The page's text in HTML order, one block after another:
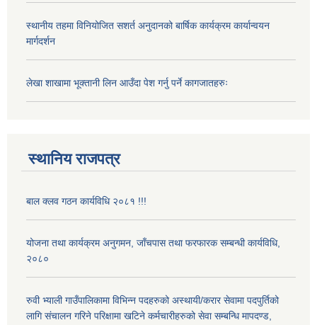
स्थानीय तहमा विनियोजित सशर्त अनुदानको बार्षिक कार्यक्रम कार्यान्वयन
मार्गदर्शन
लेखा शाखामा भूक्तानी लिन आउँदा पेश गर्नु पर्ने कागजातहरुः
स्थानिय राजपत्र
बाल क्लव गठन कार्यविधि २०८१ !!!
योजना तथा कार्यक्रम अनुगमन, जाँचपास तथा फरफारक सम्बन्धी कार्यविधि,
२०८०
रुवी भ्याली गाउँपालिकामा विभिन्न पदहरुको अस्थायी/करार सेवामा पदपुर्तिको
लागि संचालन गरिने परिक्षामा खटिने कर्मचारीहरुको सेवा सम्बन्धि मापदण्ड,